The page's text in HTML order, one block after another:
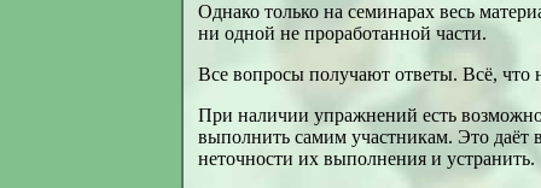
Однако только на семинарах весь
ни одной не проработанной части.
Все вопросы получают ответы. Всё, что
При наличии упражнений есть
выполнить самим участникам. Это даёт
неточности их выполнения и устранить.